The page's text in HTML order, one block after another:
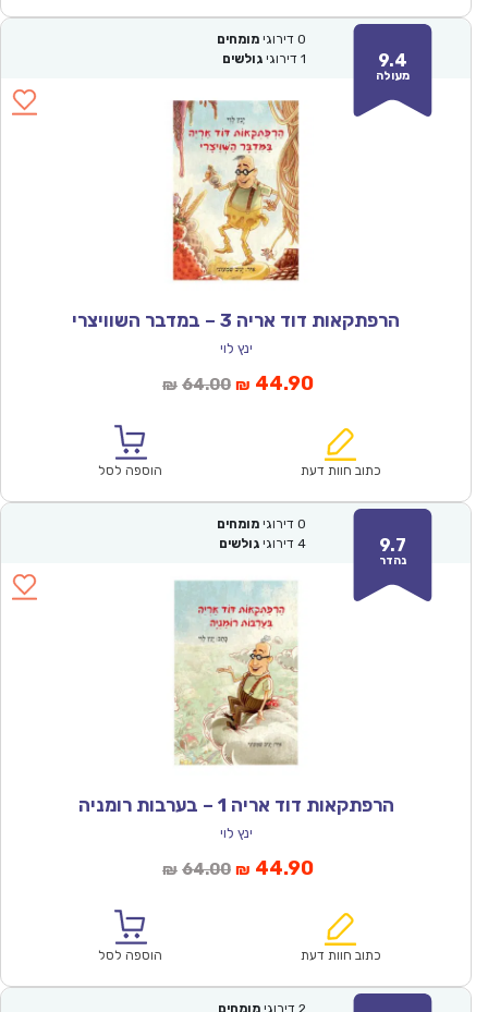
9.4
מעולה
0 דירוגי מומחים
1 דירוגי גולשים
הרפתקאות דוד אריה 3 – במדבר השוויצרי
ינץ לוי
₪ 64.00המחיר
₪64.00.
₪ 44.90המחיר
הוא:
כתוב חוות דעת הוספה לסל
9.7
נהדר
0 דירוגי מומחים
4 דירוגי גולשים
הרפתקאות דוד אריה 1 – בערבות רומניה
ינץ לוי
₪ 64.00המחיר
₪64.00.
₪ 44.90המחיר
הוא:
כתוב חוות דעת הוספה לסל